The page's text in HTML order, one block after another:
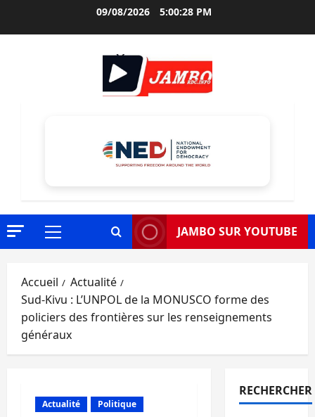
09/08/2026 5:00:30 PM
Menu
JAMBO SUR YOUTUBE
Accueil
Actualité
Sud-Kivu : L’UNPOL de la MONUSCO forme des
policiers des frontières sur les renseignements
généraux
Actualité Politique
RECHERCHER